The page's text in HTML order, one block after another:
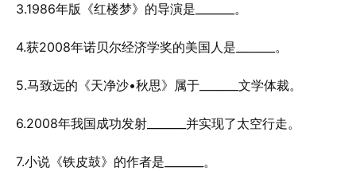
3.1986年版《红楼梦》的导演是_______。
4.获2008年诺贝尔经济学奖的美国人是_______。
5.马致远的《天净沙•秋思》属于_______文学体裁。
6.2008年我国成功发射_______并实现了太空行走。
7.小说《铁皮鼓》的作者是_______。